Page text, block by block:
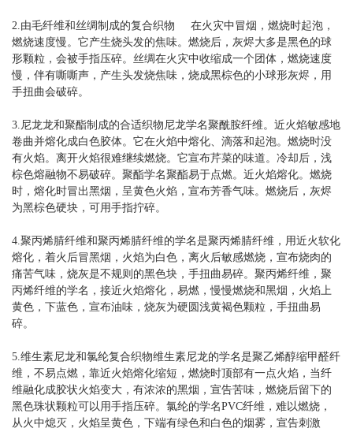
2.由毛纤维和丝绸制成的复合织物 在火灾中冒烟，燃烧时起泡，
燃烧速度慢。它产生烧头发的焦味。燃烧后，灰烬大多是黑色的球
形颗粒，会被手指压碎。丝绸在火灾中收缩成一个团体，燃烧速度
慢，伴有嘶嘶声，产生头发烧焦味，烧成黑棕色的小球形灰烬，用
手扭曲会破碎。
3.尼龙龙和聚酯制成的合适织物尼龙学名聚酰胺纤维。近火焰敏感地
卷曲并熔化成白色胶体。它在火焰中熔化、滴落和起泡。燃烧时没
有火焰。离开火焰很难继续燃烧。它宣布芹菜的味道。冷却后，浅
棕色熔融物不易破碎。聚酯学名聚酯易于点燃。近火焰熔化。燃烧
时，熔化时冒出黑烟，呈黄色火焰，宣布芳香气味。燃烧后，灰烬
为黑棕色硬块，可用手指拧碎。
4.聚丙烯腈纤维和聚丙烯腈纤维的学名是聚丙烯腈纤维，用近火软化
熔化，着火后冒黑烟，火焰为白色，离火后敏感燃烧，宣布烧肉的
痛苦气味，烧灰是不规则的黑色块，手扭曲易碎。聚丙烯纤维，聚
丙烯纤维的学名，接近火焰熔化，易燃，慢慢燃烧和黑烟，火焰上
黄色，下蓝色，宣布油味，烧灰为硬圆浅黄褐色颗粒，手扭曲易
碎。
5.维生素尼龙和氯纶复合织物维生素尼龙的学名是聚乙烯醇缩甲醛纤
维，不易点燃，靠近火焰熔化缩短，燃烧时顶部有一点火焰，当纤
维融化成胶状火焰变大，有浓浓的黑烟，宣告苦味，燃烧后留下的
黑色珠状颗粒可以用手指压碎。氯纶的学名PVC纤维，难以燃烧，
从火中熄灭，火焰呈黄色，下端有绿色和白色的烟雾，宣告刺激